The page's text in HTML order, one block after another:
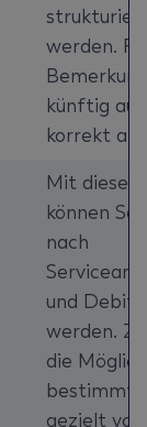
werden.
künftig
korrekt
Mit
können
nach
und
werden.
die
gezielt von